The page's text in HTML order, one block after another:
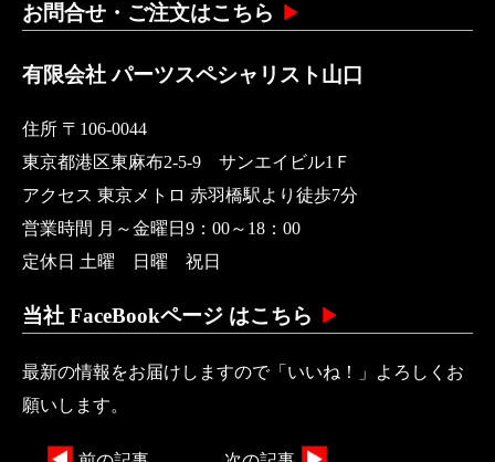
お問合せ・ご注文はこちら
有限会社 パーツスペシャリスト山口
住所 〒106-0044
東京都港区東麻布2-5-9 サンエイビル1Ｆ
アクセス 東京メトロ 赤羽橋駅より徒歩7分
営業時間 月～金曜日9：00～18：00
定休日 土曜 日曜 祝日
当社 FaceBookページ はこちら
最新の情報をお届けしますので「いいね！」よろしくお
願いします。